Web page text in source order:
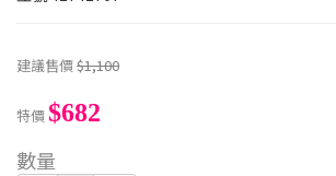
建議售價$1,100
特價$682
數量